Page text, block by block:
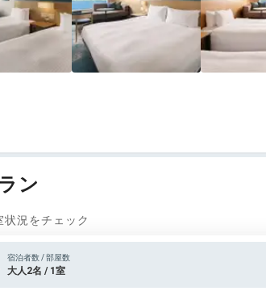
ン
況をチェック
宿泊者数 / 部屋数
大人2名 / 1室